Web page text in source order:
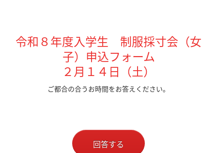
令和８年度入学生 制服採寸会（女
子）申込フォーム
２月１４日（土）
ご都合の合うお時間をお答えください。
回答する